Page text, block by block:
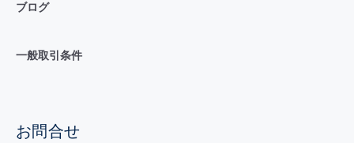
ブログ
一般取引条件
お問合せ